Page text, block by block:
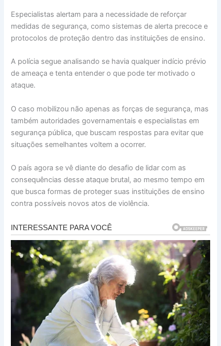
Especialistas alertam para a necessidade de reforçar
medidas de segurança, como sistemas de alerta precoce e
protocolos de proteção dentro das instituições de ensino.
A polícia segue analisando se havia qualquer indício prévio
de ameaça e tenta entender o que pode ter motivado o
ataque.
O caso mobilizou não apenas as forças de segurança, mas
também autoridades governamentais e especialistas em
segurança pública, que buscam respostas para evitar que
situações semelhantes voltem a ocorrer.
O país agora se vê diante do desafio de lidar com as
consequências desse ataque brutal, ao mesmo tempo em
que busca formas de proteger suas instituições de ensino
contra possíveis novos atos de violência.